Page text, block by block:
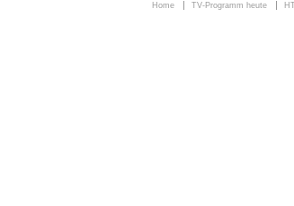
Home TV-Programm heute